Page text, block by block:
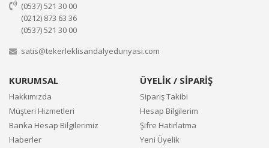
(0537) 521 30 00
(0212) 873 63 36
(0537) 521 30 00
satis@tekerleklisandalyedunyasi.com
KURUMSAL
Hakkımızda
Müşteri Hizmetleri
Banka Hesap Bilgilerimiz
Haberler
ÜYELİK / SİPARİŞ
Sipariş Takibi
Hesap Bilgilerim
Şifre Hatırlatma
Yeni Üyelik